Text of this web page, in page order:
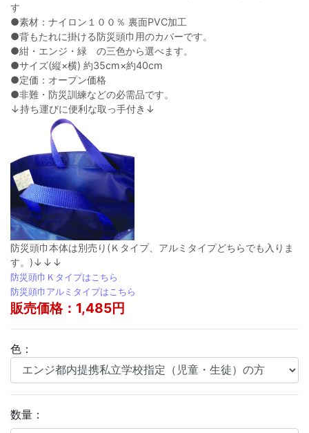
す
●素材：ナイロン１００％ 裏面PVC加工
●背もたれに掛ける防災頭巾用のカバーです。
●紺・エンジ・緑 の三色から選べます。
●サイズ(縦×横) 約35cm×約40cm
●定価：オープン価格
●非難・防災訓練などの必需品です。
↓持ち運びに便利な取っ手付き↓
防災頭巾本体は別売り(Ｋタイプ、アルミタイプどちらでも入りま
す。)↓↓↓
防災頭巾Ｋタイプはこちら
防災頭巾アルミタイプはこちら
販売価格：1,485円
色：
数量：